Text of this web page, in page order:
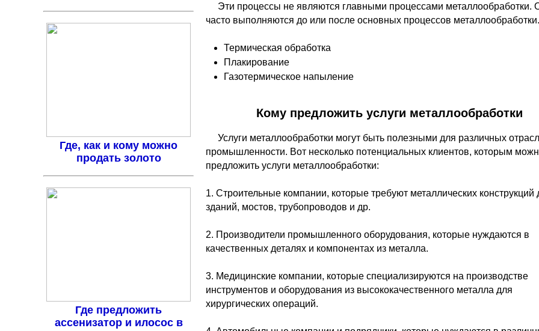
Эти процессы не являются главными процессами металлообработки.
часто выполняются до или после основных процессов металлообработки.
Термическая обработка
Плакирование
Газотермическое напыление
Кому предложить услуги металлообработки
Услуги металлообработки могут быть полезными для различных
промышленности. Вот несколько потенциальных клиентов, которым
предложить услуги металлообработки:
1. Строительные компании, которые требуют металлических конструкций
зданий, мостов, трубопроводов и др.
2. Производители промышленного оборудования, которые нуждаются в
качественных деталях и компонентах из металла.
3. Медицинские компании, которые специализируются на производстве
инструментов и оборудования из высококачественного металла для
хирургических операций.
Где, как и кому можно
продать золото
Где предложить
ассенизатор и илосос в